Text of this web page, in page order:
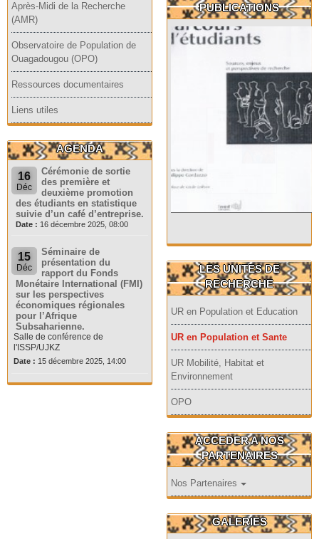
Après-Midi de la Recherche
(AMR)
Observatoire de Population de
Ouagadougou (OPO)
Ressources documentaires
Liens utiles
AGENDA
16
Déc
Cérémonie de sortie
des première et
deuxième promotion
des étudiants en statistique
suivie d’un café d’entreprise.
Date : 16 décembre 2025, 08:00
15
Déc
Séminaire de
présentation du
rapport du Fonds
Monétaire International (FMI)
sur les perspectives
économiques régionales
pour l’Afrique
Subsaharienne.
Salle de conférence de
l'ISSP/UJKZ
Date : 15 décembre 2025, 14:00
PUBLICATIONS
LES UNITES DE
RECHERCHE
UR en Population et Education
UR en Population et Sante
UR Mobilité, Habitat et
Environnement
OPO
ACCEDER A NOS
PARTENAIRES
Nos Partenaires
GALERIES